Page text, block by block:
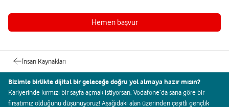
Hemen başvur
İnsan Kaynakları
Bizimle birlikte dijital bir geleceğe doğru yol almaya hazır mısın?
Kariyerinde kırmızı bir sayfa açmak istiyorsan, Vodafone’da sana göre bir
fırsatımız olduğunu düşünüyoruz! Aşağıdaki alan üzerinden çeşitli gençlik